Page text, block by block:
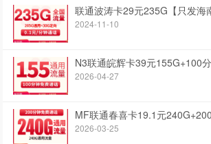
联通波涛卡29元235G【只发海
2024-11-10
N3联通皖辉卡39元155G+100
2026-04-27
MF联通春喜卡19.1元
2026-03-25